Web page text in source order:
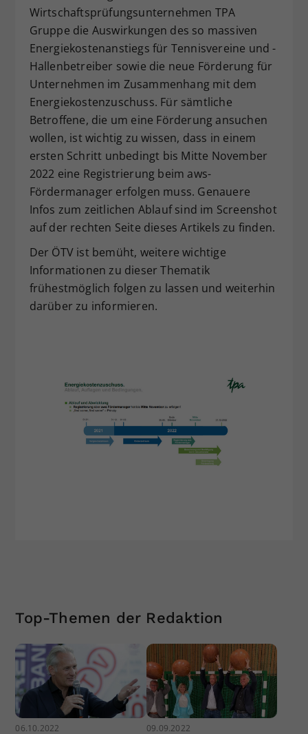
Wirtschaftsprüfungsunternehmen TPA
Gruppe die Auswirkungen des so massiven
Energiekostenanstiegs für Tennisvereine und -
Hallenbetreiber sowie die neue Förderung für
Unternehmen im Zusammenhang mit dem
Energiekostenzuschuss. Für sämtliche
Betroffene, die um eine Förderung ansuchen
wollen, ist wichtig zu wissen, dass in einem
ersten Schritt unbedingt bis Mitte November
2022 eine Registrierung beim aws-
Fördermanager erfolgen muss. Genauere
Infos zum zeitlichen Ablauf sind im Screenshot
auf der rechten Seite dieses Artikels zu finden.
Der ÖTV ist bemüht, weitere wichtige
Informationen zu dieser Thematik
frühestmöglich folgen zu lassen und weiterhin
darüber zu informieren.
Top-Themen der Redaktion
06.10.2022 09.09.2022
Zweck
Dieser Wert speichert Ihre Consent-
Einstellungen. Unter anderem eine
zufällig generierte ID, für die
historische Speicherung Ihrer
vorgenommen Einstellungen, falls der
Webseiten-Betreiber dies eingestellt
hat.